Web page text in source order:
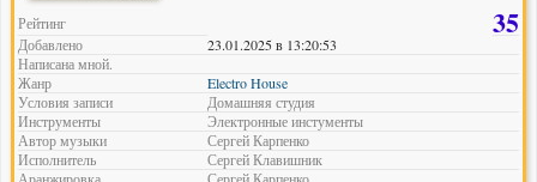
Рейтинг 35
Добавлено
23.01.2025 в 13:20:53
Написана мной.
Жанр
Electro House
Условия записи
Домашняя студия
Инструменты
Электронные инстументы
Автор музыки
Сергей Карпенко
Исполнитель
Сергей Клавишник